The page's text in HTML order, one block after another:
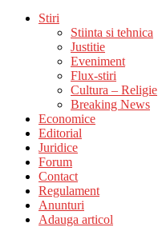
Stiri
Stiinta si tehnica
Justitie
Eveniment
Flux-stiri
Cultura – Religie
Breaking News
Economice
Editorial
Juridice
Forum
Contact
Regulament
Anunturi
Adauga articol